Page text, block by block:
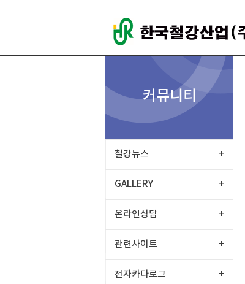
커뮤니티
철강뉴스 +
GALLERY +
온라인상담 +
관련사이트 +
전자카다로그 +